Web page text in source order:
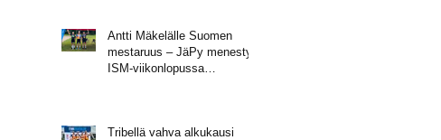
Antti Mäkelälle Suomen
mestaruus – JäPy menestyi
ISM-viikonlopussa
Tribellä vahva alkukausi